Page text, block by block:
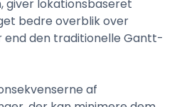
giver lokationsbaseret
bedre overblik over
den traditionelle Gantt-
af